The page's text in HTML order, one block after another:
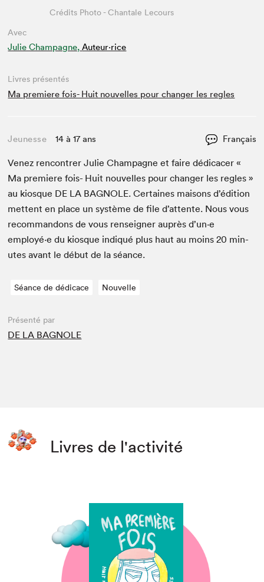
Avec
Julie Champagne, Auteur·rice
Crédits Photo - Chantale Lecours
Livres présentés
Ma premiere fois- Huit nouvelles pour changer les regles
Jeunesse 14 à 17 ans Français
Venez ren­con­tr­er Julie Cham­pagne et faire dédi­cac­er «
Ma pre­miere fois- Huit nou­velles pour chang­er les regles »
au kiosque DE LA BAG­NOLE. Cer­taines maisons d’édi­tion
met­tent en place un sys­tème de file d’at­tente. Nous vous
recom­man­dons de vous ren­seign­er auprès d’un·e
employé·e du kiosque indiqué plus haut au moins20 min­
utes avant le début de la séance.
Séance de dédicace Nouvelle
Présenté par
DE LA BAGNOLE
Livres de l'activité